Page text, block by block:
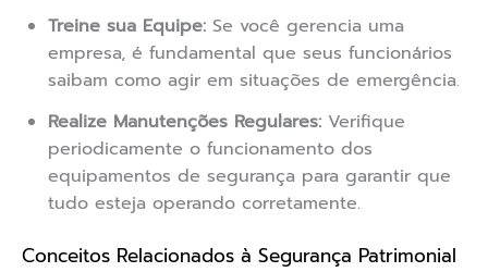
Treine sua Equipe: Se você gerencia uma
empresa, é fundamental que seus funcionários
saibam como agir em situações de emergência.
Realize Manutenções Regulares: Verifique
periodicamente o funcionamento dos
equipamentos de segurança para garantir que
tudo esteja operando corretamente.
Conceitos Relacionados à Segurança Patrimonial